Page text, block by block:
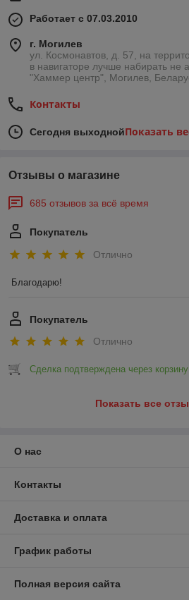
Работает с 07.03.2010
г. Могилев
ул. Космонавтов, д. 57, на
в навигаторе лучше набирать не
"Хаммер центр", Могилев,
Контакты
Сегодня выходнойПоказать
Отзывы о магазине
685 отзывов за всё время
Покупатель
Отлично
Благодарю!
Покупатель
Отлично
Сделка подтверждена через корзину
Показать все
О нас
Контакты
Доставка и оплата
График работы
Полная версия сайта